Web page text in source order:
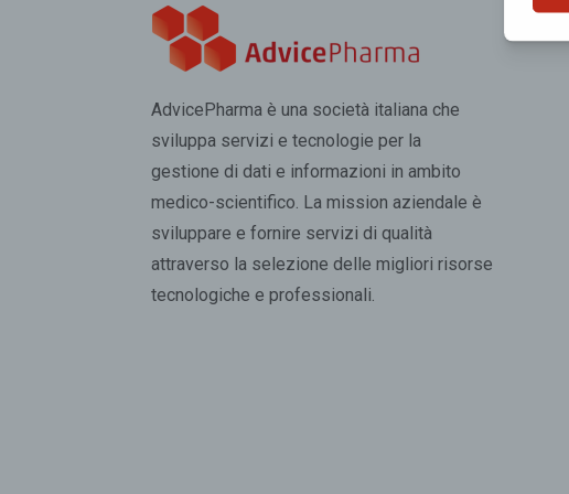
AdvicePharma è una società italiana che
sviluppa servizi e tecnologie per la
gestione di dati e informazioni in ambito
medico-scientifico. La mission aziendale è
sviluppare e fornire servizi di qualità
attraverso la selezione delle migliori risorse
tecnologiche e professionali.